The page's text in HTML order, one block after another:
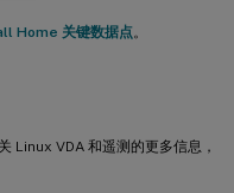
Home 关键数据点。
Linux VDA 和遥测的更多信息，